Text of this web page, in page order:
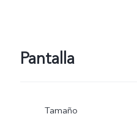
Pantalla
Tamaño